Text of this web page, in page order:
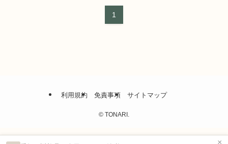
1
利用規約 免責事項 サイトマップ
© TONARI.
×